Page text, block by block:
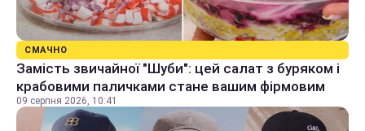
СМАЧНО
Замість звичайної "Шуби": цей салат з буряком і
крабовими паличками стане вашим фірмовим
09 серпня 2026, 10:41